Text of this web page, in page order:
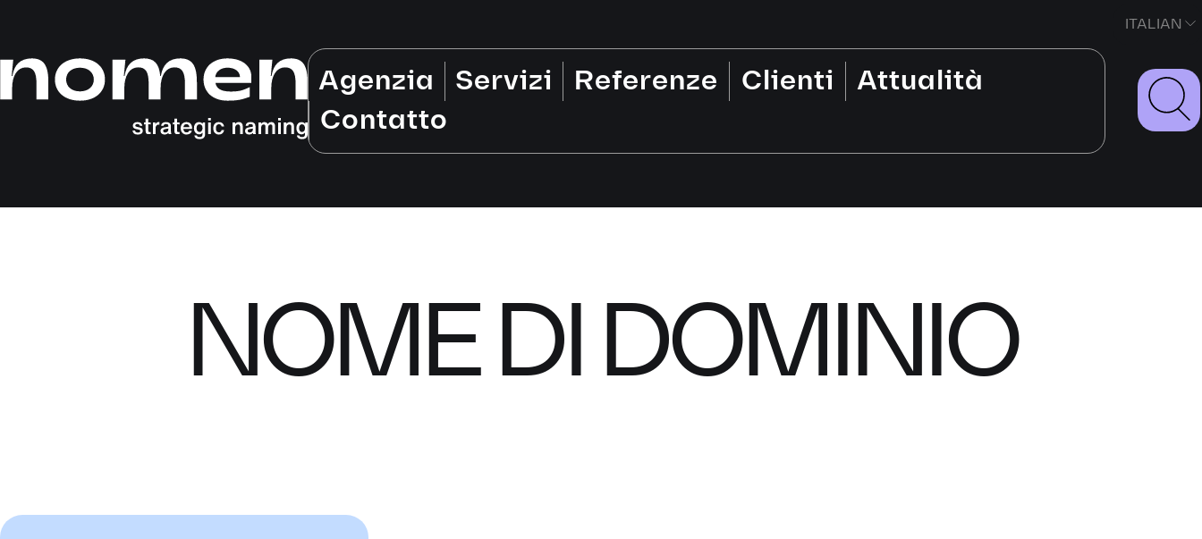
Agenzia Servizi Referenze Clienti
Attualità
Contatto
ITALIAN
NOME DI DOMINIO